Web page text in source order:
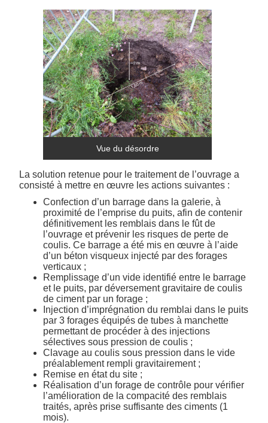
Vue du désordre
La solution retenue pour le traitement de l’ouvrage a
consisté à mettre en œuvre les actions suivantes :
Confection d’un barrage dans la galerie, à
proximité de l’emprise du puits, afin de contenir
définitivement les remblais dans le fût de
l’ouvrage et prévenir les risques de perte de
coulis. Ce barrage a été mis en œuvre à l’aide
d’un béton visqueux injecté par des forages
verticaux ;
Remplissage d’un vide identifié entre le barrage
et le puits, par déversement gravitaire de coulis
de ciment par un forage ;
Injection d’imprégnation du remblai dans le puits
par 3 forages équipés de tubes à manchette
permettant de procéder à des injections
sélectives sous pression de coulis ;
Clavage au coulis sous pression dans le vide
préalablement rempli gravitairement ;
Remise en état du site ;
Réalisation d’un forage de contrôle pour vérifier
l’amélioration de la compacité des remblais
traités, après prise suffisante des ciments (1
mois).